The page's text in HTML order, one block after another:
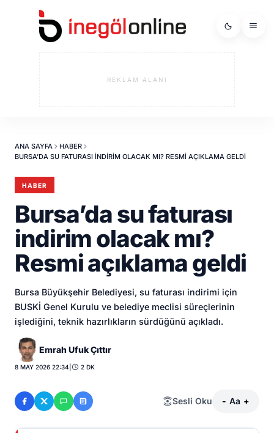
REKLAM ALANI
ANA SAYFA
HABER
BURSA’DA SU FATURASI INDIRIM OLACAK MI? RESMI AÇIKLAMA GELDI
HABER
Bursa’da su faturası
indirim olacak mı?
Resmi açıklama geldi
Bursa Büyükşehir Belediyesi, su faturası indirimi için
BUSKİ Genel Kurulu ve belediye meclisi süreçlerinin
işlediğini, teknik hazırlıkların sürdüğünü açıkladı.
Emrah Ufuk Çıttır
8 MAY 2026 22:34 2 DK
Sesli Oku - Aa +